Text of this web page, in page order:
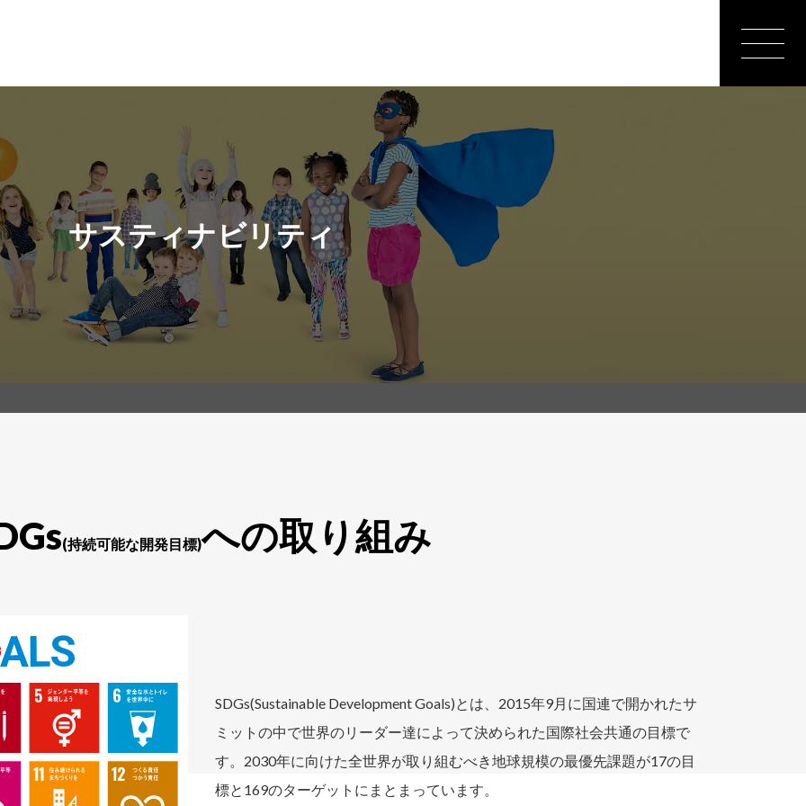
サスティナビリティ
(持続可能な開発目標)への取り組み
SDGs(Sustainable Development Goals)とは、2015年9月に国連で開かれたサ
ミットの中で世界のリーダー達によって決められた国際社会共通の目標で
す。2030年に向けた全世界が取り組むべき地球規模の最優先課題が17の目
標と169のターゲットにまとまっています。